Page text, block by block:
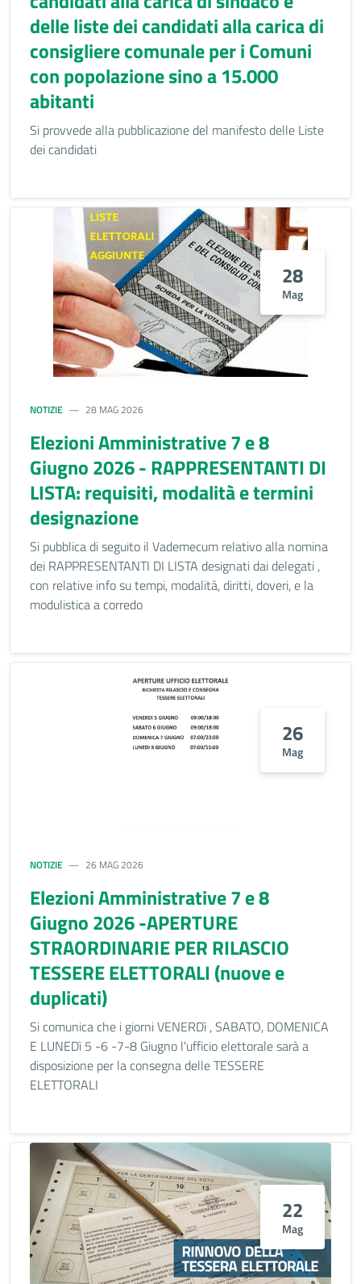
delle liste dei candidati alla carica di
consigliere comunale per i Comuni
con popolazione sino a 15.000
abitanti
Si provvede alla pubblicazione del manifesto delle Liste
dei candidati
28
Mag
NOTIZIE 28 MAG 2026
Elezioni Amministrative 7 e 8
Giugno 2026 - RAPPRESENTANTI DI
LISTA: requisiti, modalità e termini
designazione
Si pubblica di seguito il Vademecum relativo alla nomina
dei RAPPRESENTANTI DI LISTA designati dai delegati ,
con relative info su tempi, modalità, diritti, doveri, e la
modulistica a corredo
26
Mag
NOTIZIE 26 MAG 2026
Elezioni Amministrative 7 e 8
Giugno 2026 -APERTURE
STRAORDINARIE PER RILASCIO
TESSERE ELETTORALI (nuove e
duplicati)
Si comunica che i giorni VENERDì , SABATO, DOMENICA
E LUNEDì 5 -6 -7-8 Giugno l'ufficio elettorale sarà a
disposizione per la consegna delle TESSERE
ELETTORALI
22
Mag